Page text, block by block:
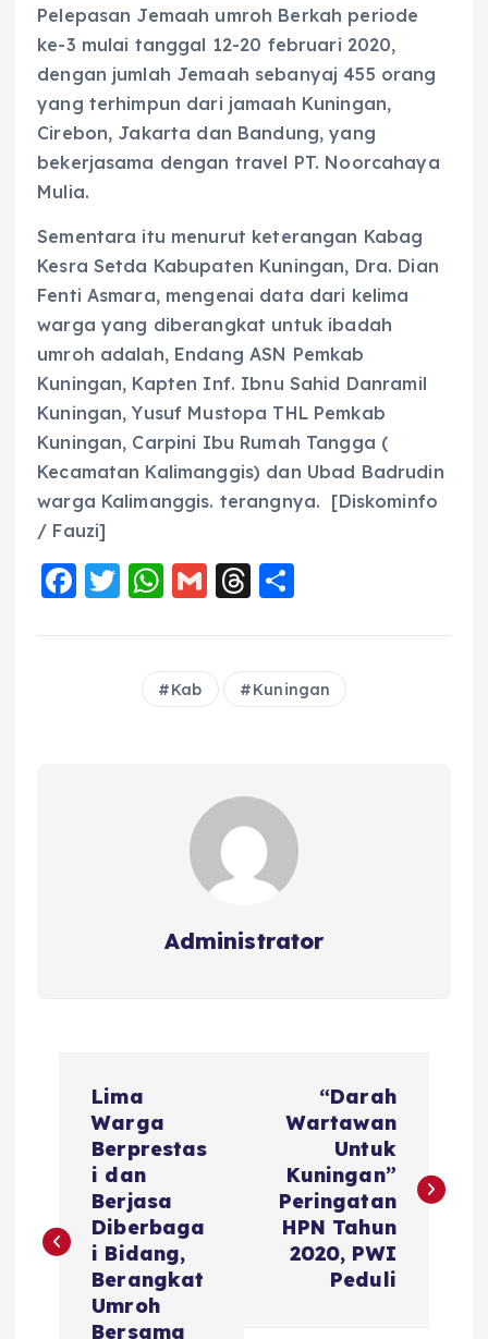
Pelepasan Jemaah umroh Berkah periode
ke-3 mulai tanggal 12-20 februari 2020,
dengan jumlah Jemaah sebanyaj 455 orang
yang terhimpun dari jamaah Kuningan,
Cirebon, Jakarta dan Bandung, yang
bekerjasama dengan travel PT. Noorcahaya
Mulia.
Sementara itu menurut keterangan Kabag
Kesra Setda Kabupaten Kuningan, Dra. Dian
Fenti Asmara, mengenai data dari kelima
warga yang diberangkat untuk ibadah
umroh adalah, Endang ASN Pemkab
Kuningan, Kapten Inf. Ibnu Sahid Danramil
Kuningan, Yusuf Mustopa THL Pemkab
Kuningan, Carpini Ibu Rumah Tangga (
Kecamatan Kalimanggis) dan Ubad Badrudin
warga Kalimanggis. terangnya. [Diskominfo
/ Fauzi]
F
c
T
it
te
W
a
ts
A
G
ai
l
T
re
a
d
a
re
Kab Kuningan
Administrator
i
Lima
Warga
Berprestas
i dan
Berjasa
Diberbaga
i Bidang,
Berangkat
Umroh
Bersama
“Darah
Wartawan
Untuk
Kuningan”
Peringatan
HPN Tahun
2020, PWI
Peduli